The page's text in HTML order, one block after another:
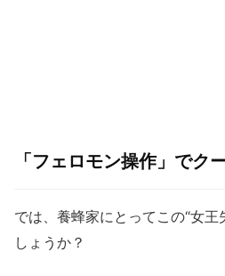
「フェロモン操作」でク
では、養蜂家にとってこの“女
しょうか？